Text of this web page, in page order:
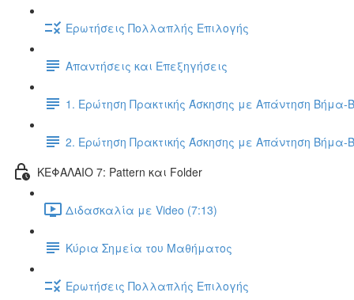
Ερωτήσεις Πολλαπλής Επιλογής
Απαντήσεις και Επεξηγήσεις
1. Ερώτηση Πρακτικής Άσκησης με Απάντηση Βήμα-
2. Ερώτηση Πρακτικής Άσκησης με Απάντηση Βήμα-
ΚΕΦΑΛΑΙΟ 7: Pattern και Folder
Διδασκαλία με Video (7:13)
Κύρια Σημεία του Μαθήματος
Ερωτήσεις Πολλαπλής Επιλογής